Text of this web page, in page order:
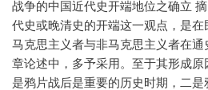
战争的中国近代史开端地位之确立
代史或晚清史的开端这一观点，是
马克思主义者与非马克思主义者在
章论述中，多予采用。至于其形成
是鸦片战后是重要的历史时期，二